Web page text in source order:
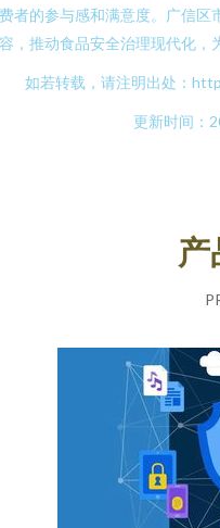
者的参与感和满意度。广信区
，推动食品安全治理现代化，
如若转载，请注明出处：
更新时间：
产